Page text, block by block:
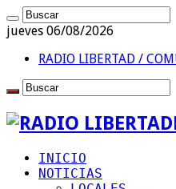
jueves 06/08/2026
RADIO LIBERTAD /
INICIO
NOTICIAS